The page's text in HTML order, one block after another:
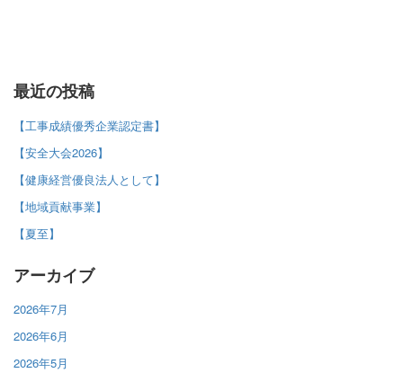
最近の投稿
【工事成績優秀企業認定書】
【安全大会2026】
【健康経営優良法人として】
【地域貢献事業】
【夏至】
アーカイブ
2026年7月
2026年6月
2026年5月